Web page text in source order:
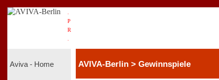
P
R
Aviva - Home AVIVA-Berlin > Gewinnspiele